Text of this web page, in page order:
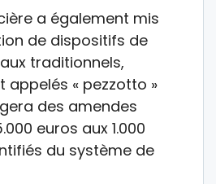
a également mis
de dispositifs de
traditionnels,
appelés « pezzotto »
des amendes
euros aux 1.000
du système de